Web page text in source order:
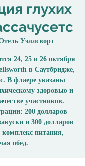
глухих
Уэллсворт
24, 25 и 26 октября
в Саутбридже,
В флаере указаны
здоровью и
участников.
200 долларов
и 300 долларов
питания,
обед.